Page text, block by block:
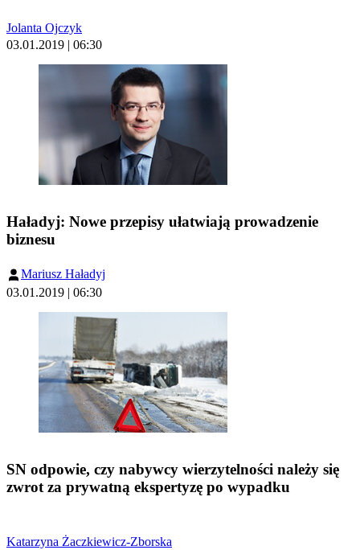
Jolanta Ojczyk
03.01.2019 | 06:30
Haładyj: Nowe przepisy ułatwiają prowadzenie
biznesu
Mariusz Haładyj
03.01.2019 | 06:30
SN odpowie, czy nabywcy wierzytelności należy się
zwrot za prywatną ekspertyzę po wypadku
Katarzyna Żaczkiewicz-Zborska